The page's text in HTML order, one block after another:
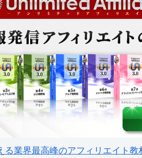
る業界最高峰のアフィリエイト教